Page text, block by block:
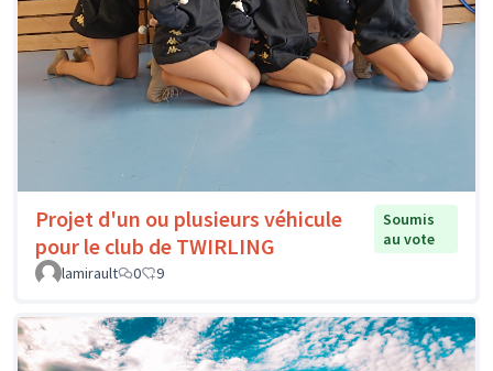
Projet d'un ou plusieurs véhicule
pour le club de TWIRLING
Soumis
au vote
lamirault
0 9